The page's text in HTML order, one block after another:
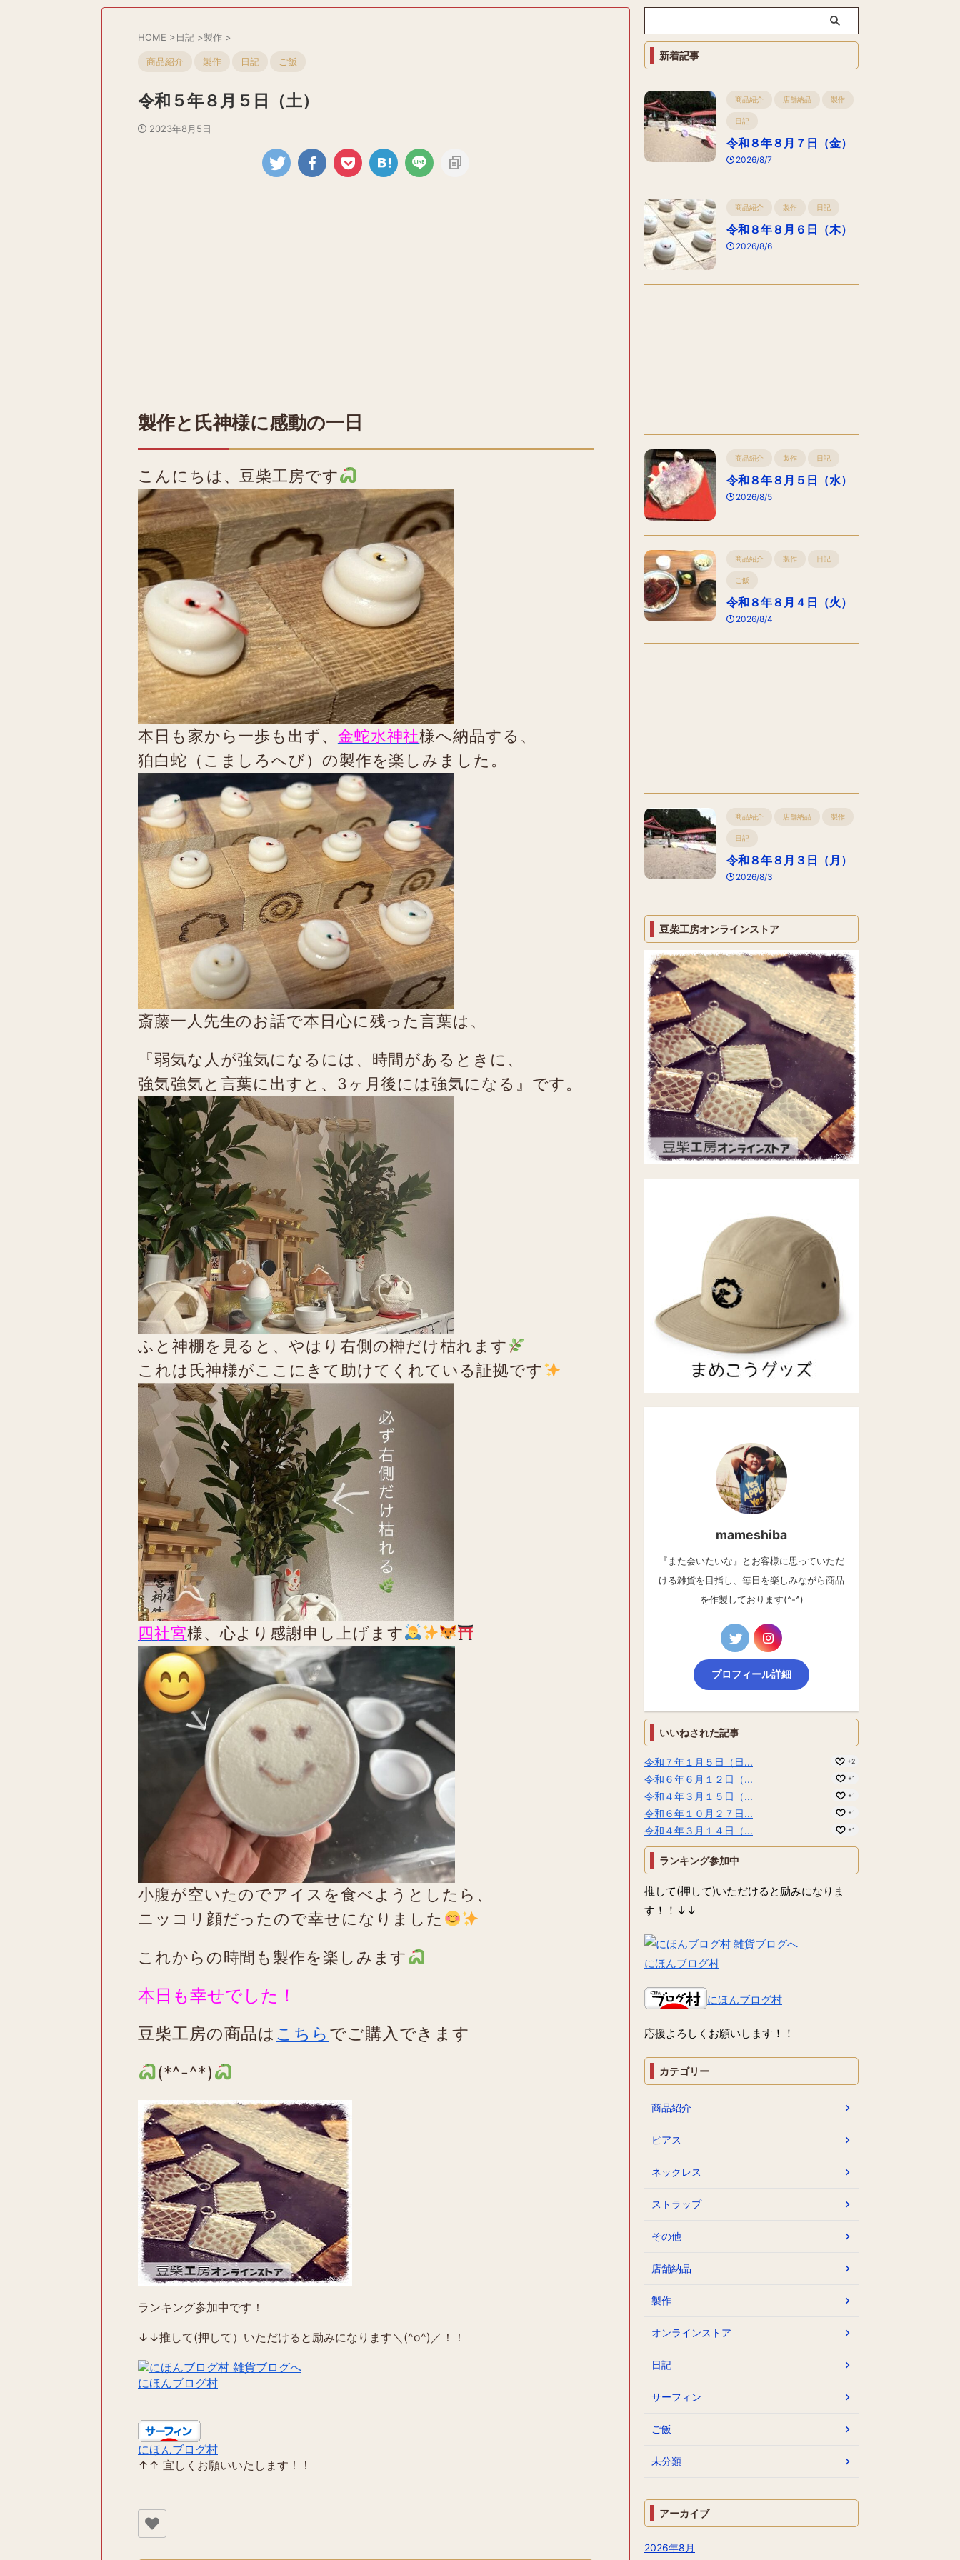
HOME >日記 >製作 >
商品紹介 製作 日記 ご飯
令和５年８月５日（土）
2023年8月5日
製作と氏神様に感動の一日
こんにちは、豆柴工房です
本日も家から一歩も出ず、 金蛇水神社様へ納品する、
狛白蛇（こましろへび）の製作を楽しみました。
斎藤一人先生のお話で本日心に残った言葉は、
『弱気な人が強気になるには、時間があるときに、
強気強気と言葉に出すと、3ヶ月後には強気になる』です。
ふと神棚を見ると、やはり右側の榊だけ枯れます
これは氏神様がここにきて助けてくれている証拠です
四社宮様、心より感謝申し上げます
小腹が空いたのでアイスを食べようとしたら、
ニッコリ顔だったので幸せになりました
これからの時間も製作を楽しみます
本日も幸せでした！
豆柴工房の商品は こちら でご購入できます
(*^-^*)
ランキング参加中です！
↓↓推して(押して）いただけると励みになります＼(^o^)／！！
にほんブログ村
にほんブログ村
↑↑ 宜しくお願いいたします！！
新着記事
商品紹介 店舗納品 製作
日記
令和８年８月７日（金）
2026/8/7
商品紹介 製作 日記
令和８年８月６日（木）
2026/8/6
商品紹介 製作 日記
令和８年８月５日（水）
2026/8/5
商品紹介 製作 日記
ご飯
令和８年８月４日（火）
2026/8/4
商品紹介 店舗納品 製作
日記
令和８年８月３日（月）
2026/8/3
豆柴工房オンラインストア
mameshiba
『また会いたいな』とお客様に思っていただ
ける雑貨を目指し、毎日を楽しみながら商品
を作製しております(^-^)
プロフィール詳細
いいねされた記事
令和７年１月５日（日... +2
令和６年６月１２日（... +1
令和４年３月１５日（... +1
令和６年１０月２７日... +1
令和４年３月１４日（... +1
ランキング参加中
推して(押して)いただけると励みになりま
す！！↓↓
にほんブログ村
にほんブログ村
応援よろしくお願いします！！
カテゴリー
商品紹介
ピアス
ネックレス
ストラップ
その他
店舗納品
製作
オンラインストア
日記
サーフィン
ご飯
未分類
アーカイブ
2026年8月